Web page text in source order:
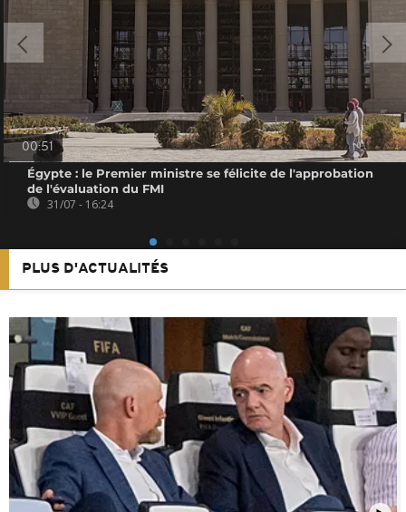
00:51
Égypte : le Premier ministre se félicite de l'approbation
de l'évaluation du FMI
31/07 - 16:24
PLUS D'ACTUALITÉS